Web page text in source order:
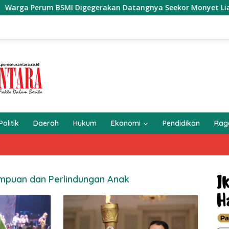
BSMI Digegerakan Datangnya Seekor Monyet Liar Ke
Daerah Hukum Ekonomi Pendidikan
dan Perlindungan Anak